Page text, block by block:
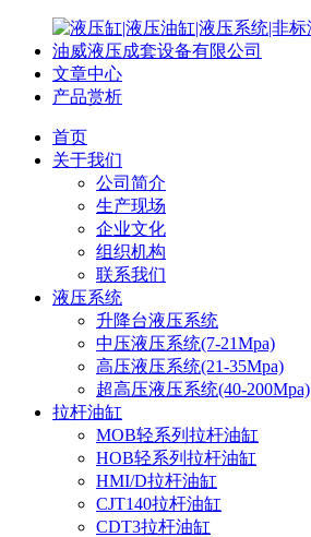
文章中心
产品赏析
首页
关于我们
公司简介
生产现场
企业文化
组织机构
联系我们
液压系统
升降台液压系统
中压液压系统(7-21Mpa)
高压液压系统(21-35Mpa)
超高压液压系统(40-200Mpa)
拉杆油缸
MOB轻系列拉杆油缸
HOB轻系列拉杆油缸
HMI/D拉杆油缸
CJT140拉杆油缸
CDT3拉杆油缸